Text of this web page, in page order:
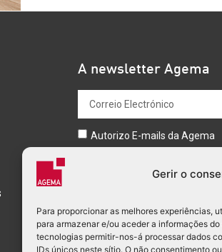
Gerir o
Para proporcionar as melhores experiências,
para armazenar e/ou aceder a informações
tecnologias permitir-nos-á processar dados
IDs únicos neste sítio. O não consentimento
A newsletter Agema
Autorizo E-mails da Agema